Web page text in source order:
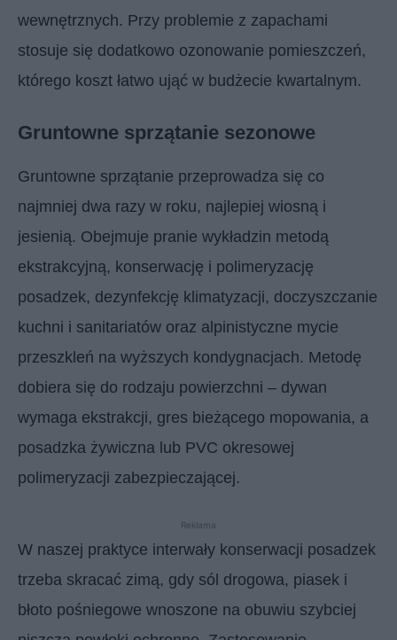
wewnętrznych. Przy problemie z zapachami
stosuje się dodatkowo ozonowanie pomieszczeń,
którego koszt łatwo ująć w budżecie kwartalnym.
Gruntowne sprzątanie sezonowe
Gruntowne sprzątanie przeprowadza się co
najmniej dwa razy w roku, najlepiej wiosną i
jesienią. Obejmuje pranie wykładzin metodą
ekstrakcyjną, konserwację i polimeryzację
posadzek, dezynfekcję klimatyzacji, doczyszczanie
kuchni i sanitariatów oraz alpinistyczne mycie
przeszkleń na wyższych kondygnacjach. Metodę
dobiera się do rodzaju powierzchni – dywan
wymaga ekstrakcji, gres bieżącego mopowania, a
posadzka żywiczna lub PVC okresowej
polimeryzacji zabezpieczającej.
Reklama
W naszej praktyce interwały konserwacji posadzek
trzeba skracać zimą, gdy sól drogowa, piasek i
błoto pośniegowe wnoszone na obuwiu szybciej